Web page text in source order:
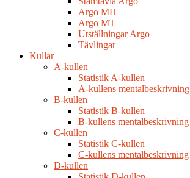
Argo MH
Argo MT
Utställningar Argo
Tävlingar
Kullar
A-kullen
Statistik A-kullen
A-kullens mentalbeskrivning
B-kullen
Statistik B-kullen
B-kullens mentalbeskrivning
C-kullen
Statistik C-kullen
C-kullens mentalbeskrivning
D-kullen